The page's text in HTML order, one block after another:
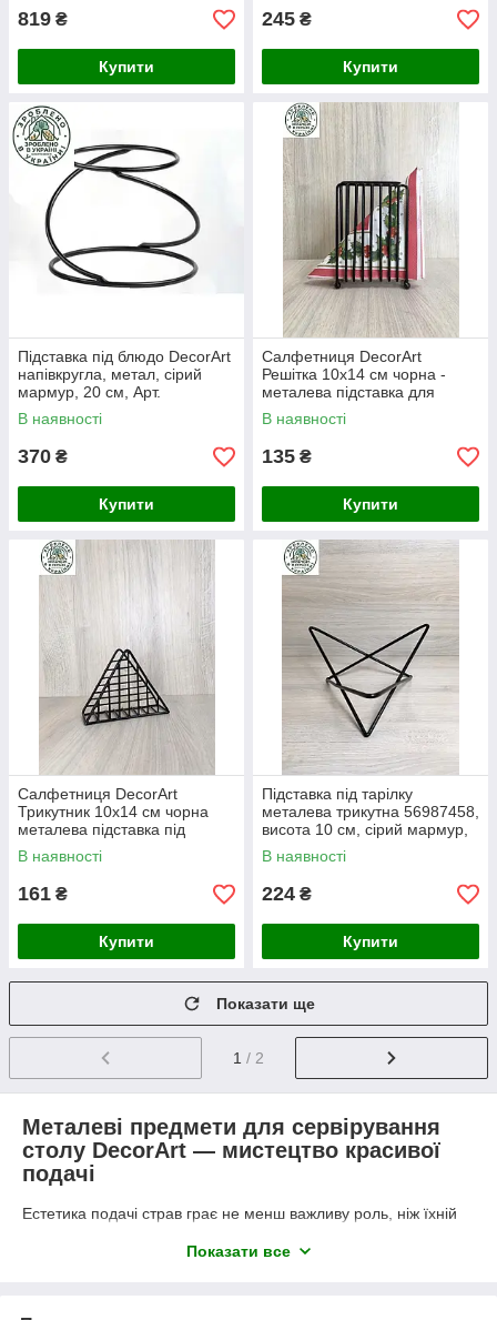
819 ₴
Купити
245 ₴
Купити
Підставка під блюдо DecorArt
напівкругла, метал, сірий
мармур, 20 см, Арт.
96589958
В наявності
370 ₴
Купити
Салфетниця DecorArt
Решітка 10х14 см чорна -
металева підставка для
серветок
В наявності
135 ₴
Купити
Салфетниця DecorArt
Трикутник 10х14 см чорна
металева підставка під
серветки
В наявності
161 ₴
Купити
Підставка під тарілку
металева трикутна 56987458,
висота 10 см, сірий мармур,
ширина 23 см
В наявності
224 ₴
Купити
Показати ще
1 / 2
Металеві предмети для сервірування
столу DecorArt — мистецтво красивої
подачі
Естетика подачі страв грає не менш важливу роль, ніж їхній
від інтернет-магазинуHutir Market
Показати все